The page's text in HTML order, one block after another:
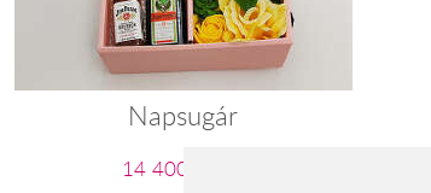
Napsugár
14 400 Ft-tól